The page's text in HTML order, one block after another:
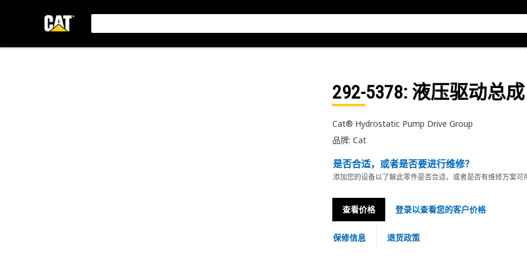
292-5378: 液压驱动总成
Cat® Hydrostatic Pump Drive Group
品牌: Cat
是否合适，或者是否要进行维修？
添加您的设备以了解此零件是否合适，或者是否有维修方案可
查看价格 登录以查看您的客户价格
保修信息 退货政策